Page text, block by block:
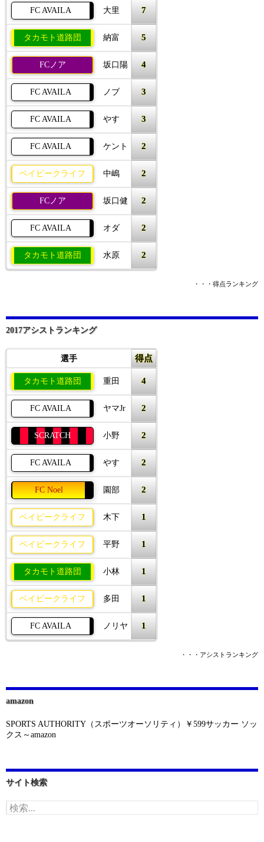
FC AVAILA 大里 7
タカモト道路団 納富 5
FCノア 坂口陽 4
FC AVAILA ノブ 3
FC AVAILA やす 3
FC AVAILA ケント 2
ベイビークライフ 中嶋 2
FCノア 坂口健 2
FC AVAILA オダ 2
タカモト道路団 水原 2
・・・得点ランキング
2017アシストランキング
選手 得点
タカモト道路団 重田 4
FC AVAILA ヤマJr 2
SCRATCH 小野 2
FC AVAILA やす 2
FC Noel 園部 2
ベイビークライフ 木下 1
ベイビークライフ 平野 1
タカモト道路団 小林 1
ベイビークライフ 多田 1
FC AVAILA ノリヤ 1
・・・アシストランキング
amazon
SPORTS AUTHORITY（スポーツオーソリティ）￥599サッカー ソッ
クス～amazon
サイト検索
検
索: